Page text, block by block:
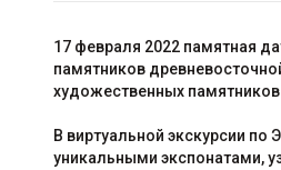
17 февраля 2022 памятная
памятников
художественных
В виртуальной экскурсии
уникальными экспонатами,